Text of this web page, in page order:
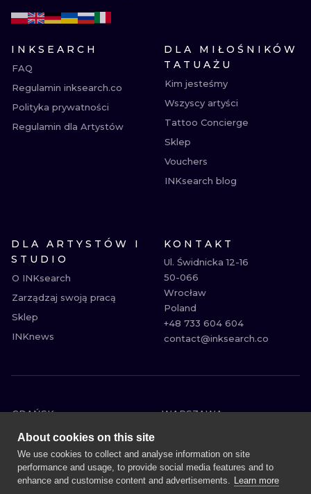
INKSEARCH
FAQ
Regulamin inksearch.co
Polityka prywatności
Regulamin dla Artystów
DLA MIŁOŚNIKÓW
TATUAŻU
Kim jesteśmy
Wszyscy artyści
Tattoo Concierge
Sklep
Vouchers
INKsearch blog
DLA ARTYSTÓW I
STUDIO
O INKsearch
Zarządzaj swoją pracą
Sklep
INKnews
KONTAKT
Ul. Świdnicka 12-16
50-066
Wrocław
Poland
+48 733 604 604
contact@inksearch.co
GDAŃSK
WARSZAWA
POZNAŃ
KATOWICE
WROCŁAW
ŁÓDŹ
BERLIN
About cookies on this site
We use cookies to collect and analyse information on site
performance and usage, to provide social media features and to
enhance and customise content and advertisements. Learn more